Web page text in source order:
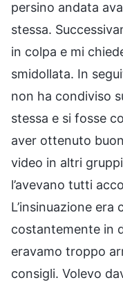
persino andata
stessa.
in colpa e mi
smidollata. In
non ha condiviso
stessa e si fosse
aver ottenuto
video in altri
l’avevano tutti
L’insinuazione era
costantemente in
eravamo troppo
consigli. Volevo